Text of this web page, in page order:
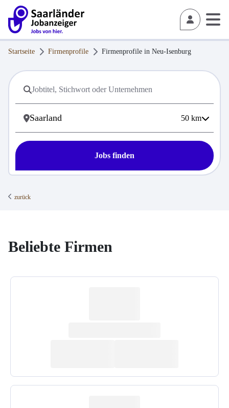
Startseite Firmenprofile Firmenprofile in Neu-Isenburg
50 km
Jobs finden
zurück
Beliebte Firmen